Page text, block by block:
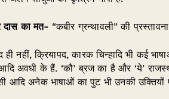
दास का मत- “कबीर ग्रन्थावली” की
नहीं, क्रियापद, कारक चिन्हादि भी कई
आदि अवधी के हैं. ‘कौ’ ब्रज का है और ‘ये’
आदि अनेक भाषाओं का पुट भी उनकी